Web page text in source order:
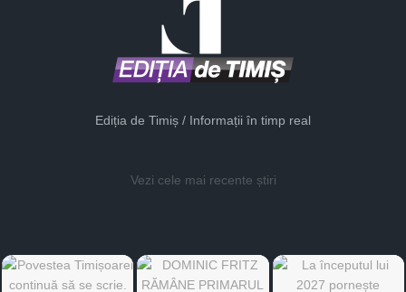
Ediția de Timiș / Informații în timp real
Vezi cele mai recente știri